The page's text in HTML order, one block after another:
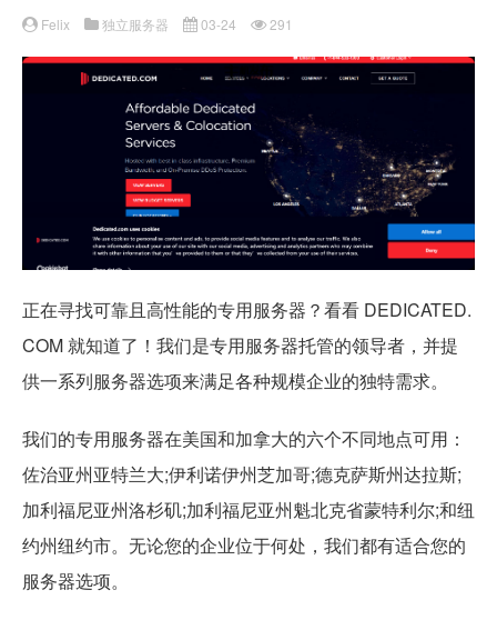
Felix 独立服务器 03-24 291
正在寻找可靠且高性能的专用服务器？看看 DEDICATED.
COM 就知道了！我们是专用服务器托管的领导者，并提
供一系列服务器选项来满足各种规模企业的独特需求。
我们的专用服务器在美国和加拿大的六个不同地点可用：
佐治亚州亚特兰大;伊利诺伊州芝加哥;德克萨斯州达拉斯;
加利福尼亚州洛杉矶;加利福尼亚州魁北克省蒙特利尔;和纽
约州纽约市。无论您的企业位于何处，我们都有适合您的
服务器选项。